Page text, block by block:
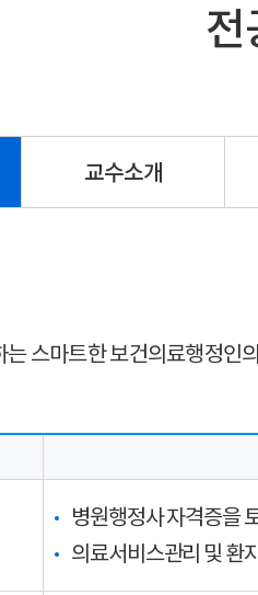
전
교수소개
스마트한 보건의료행정
병원행정사 자격증을
의료서비스관리 및 환